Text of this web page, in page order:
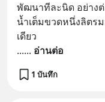
พัฒนาทีละนิด อย่างต่
น้ำเต็มขวดหนึ่งลิตร
เดียว
...... อ่านต่อ
1 บันทึก